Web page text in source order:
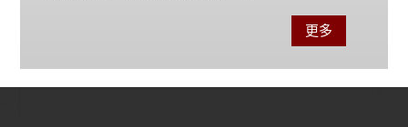
更多